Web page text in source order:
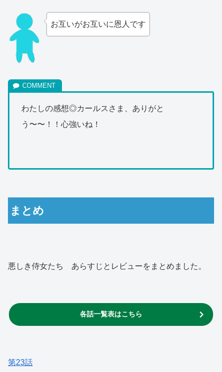
お互いがお互いに恩人です
わたしの感想◎カールスさま、ありがと
う〜〜！！心強いね！
まとめ
悪しき侍女たち あらすじとレビューをまとめました。
各話一覧表はこちら
第23話